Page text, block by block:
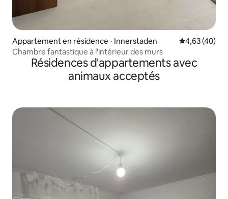
Appartement en résidence ⋅ Innerstaden Évaluation
4,63 (40)
Chambre fantastique à l'intérieur des murs
Résidences d'appartements avec
animaux acceptés